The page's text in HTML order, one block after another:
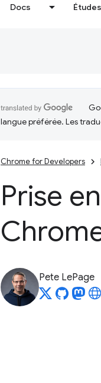
Docs
langue préférée. Les
Chrome for Developers
Prise
Pete LePage